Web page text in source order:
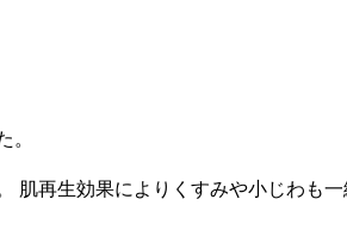
再生効果によりくすみや小じわも